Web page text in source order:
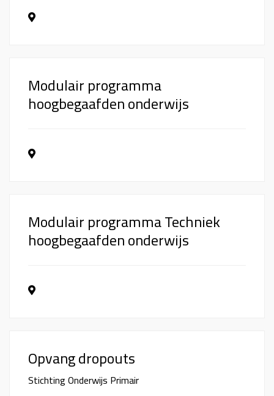
Modulair programma
hoogbegaafden onderwijs
Modulair programma Techniek
hoogbegaafden onderwijs
Opvang dropouts
Stichting Onderwijs Primair